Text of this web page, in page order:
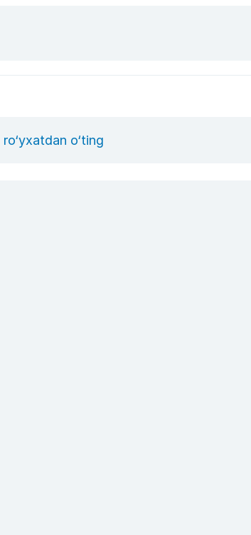
ro‘yxatdan o‘ting